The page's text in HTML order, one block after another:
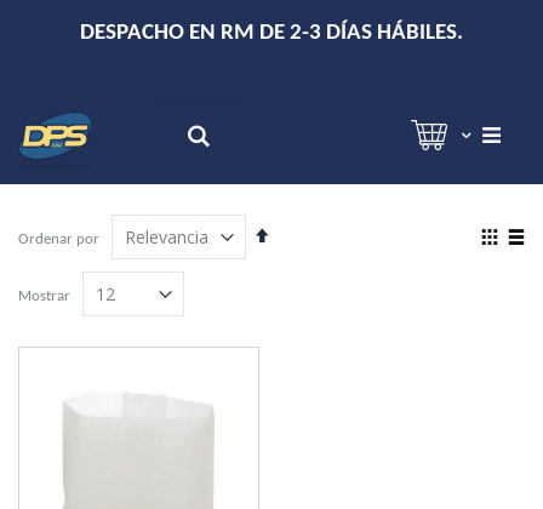
DESPACHO EN RM DE 2-3 DÍAS HÁBILES.
Ordenar por
Establecer
View
Mostrar